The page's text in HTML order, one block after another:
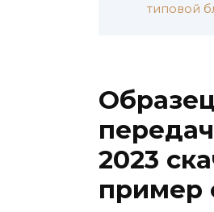
типовой
2023
пример